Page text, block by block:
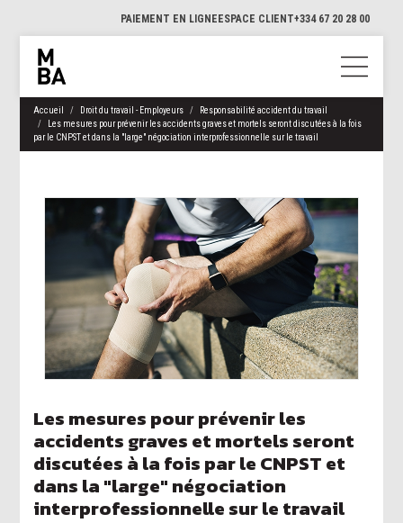
PAIEMENT EN LIGNEESPACE CLIENT+334 67 20 28 00
Accueil Droit du travail - Employeurs
Responsabilité accident du travail
Les mesures pour prévenir les accidents graves et mortels seront discutées à la fois
par le CNPST et dans la "large" négociation interprofessionnelle sur le travail
Les mesures pour prévenir les
accidents graves et mortels seront
discutées à la fois par le CNPST et
dans la "large" négociation
interprofessionnelle sur le travail